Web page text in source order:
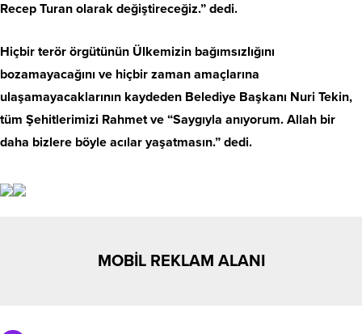
Recep Turan olarak değiştireceğiz.” dedi.
Hiçbir terör örgütünün Ülkemizin bağımsızlığını
bozamayacağını ve hiçbir zaman amaçlarına
ulaşamayacaklarının kaydeden Belediye Başkanı Nuri Tekin,
tüm Şehitlerimizi Rahmet ve “Saygıyla anıyorum. Allah bir
daha bizlere böyle acılar yaşatmasın.” dedi.
MOBİL REKLAM ALANI